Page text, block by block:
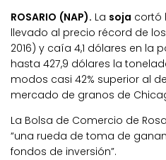
ROSARIO (NAP). La soja cortó
llevado al precio récord de
2016) y caía 4,1 dólares en la
hasta 427,9 dólares la
modos casi 42% superior al
mercado de granos de
La Bolsa de Comercio de
“una rueda de toma de
fondos de inversión”.